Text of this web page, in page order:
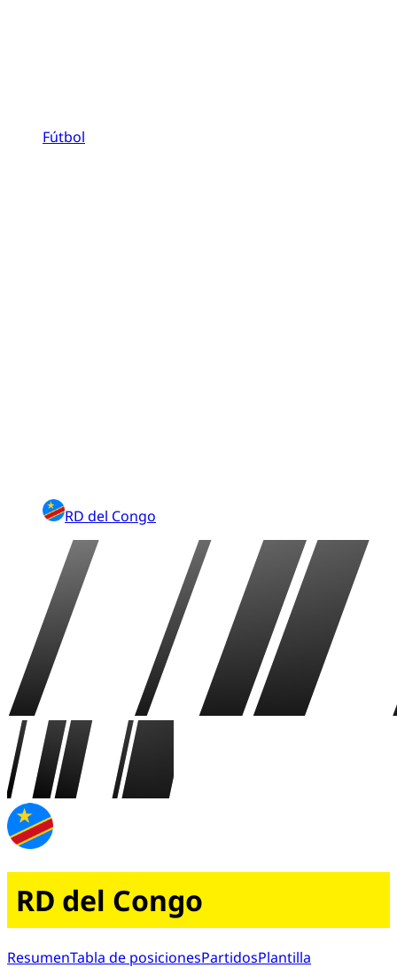
Fútbol
RD del Congo
RD del Congo
ResumenTabla de posicionesPartidosPlantilla